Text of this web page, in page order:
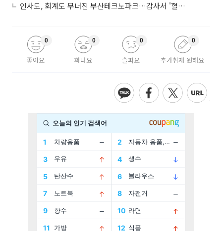
인사도, 회계도 무너진 부산테크노파크…감사서 '혈세 유용·인사 뒤집기' 적발
좋아요
0
화나요
0
슬퍼요
0
추가취재 원해요
0